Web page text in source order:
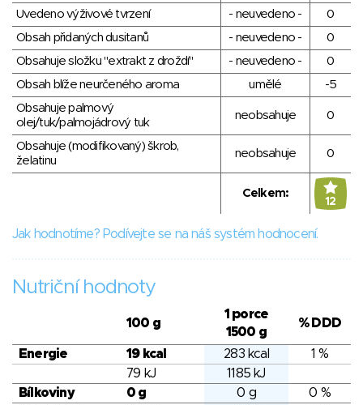
Uvedeno výživové tvrzení
- neuvedeno -
0
Obsah přidaných dusitanů
- neuvedeno -
0
Obsahuje složku "extrakt z droždí"
- neuvedeno -
0
Obsah blíže neurčeného aroma
umělé
-5
Obsahuje palmový
olej/tuk/palmojádrový tuk
neobsahuje 0
Obsahuje (modifikovaný) škrob,
želatinu
neobsahuje 0
Celkem:
12
Jak hodnotíme? Podívejte se na náš systém hodnocení.
Nutriční hodnoty
100 g
1 porce
1500 g
% DDD
Energie 19 kcal 283 kcal
1 %
79 kJ
1185 kJ
Bílkoviny
0 g 0 g
0 %